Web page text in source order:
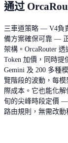
通过
三車道策略 — V4負
備方案確保可靠 —
架構。OrcaRouter
Token 加價，同時提
Gemini 及 200 多種
覽階段的波動，每
際成本。它也能化
旬的尖峰時段定價
路由規則，無需改動